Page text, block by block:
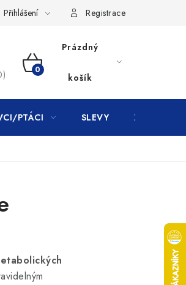
Přihlášení Registrace
NÁKUPNÍ
KOŠÍK
Prázdný
košík
PTÁCI SLEVY ZNAČKY